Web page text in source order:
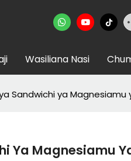
Wasiliana Nasi
Sandwichi ya
Ya Magnesiamu